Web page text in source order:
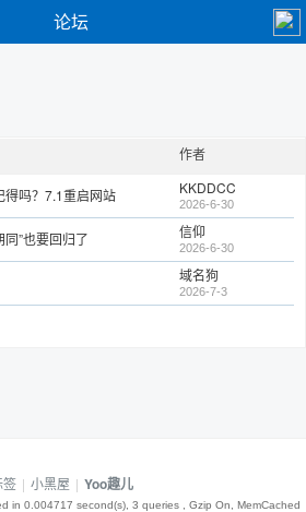
论坛
作者
得吗？7.1重启网站 KKDDCC
2026-6-30
同”也要回归了 信仰
2026-6-30
域名狗
2026-7-3
签 | 小黑屋 | Yoo趣儿
in 0.004717 second(s), 3 queries , Gzip On, MemCached